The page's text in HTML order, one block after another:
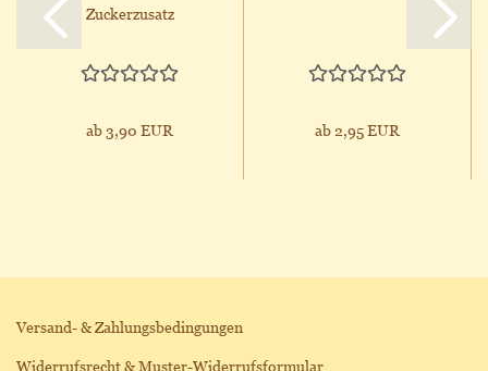
Zuckerzusatz
ab 3,90 EUR ab 2,95 EUR
Versand- & Zahlungsbedingungen
Widerrufsrecht & Muster-Widerrufsformular